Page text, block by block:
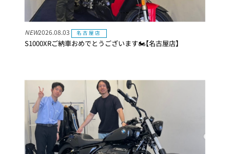
S1000XRご納車おめでとうございます🏍【名古屋店】
NEW2026.08.03 名古屋店